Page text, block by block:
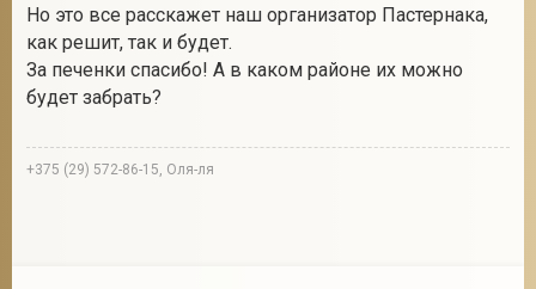
Но это все расскажет наш организатор Пастернака,
как решит, так и будет.
За печенки спасибо! А в каком районе их можно
будет забрать?
+375 (29) 572-86-15, Оля-ля